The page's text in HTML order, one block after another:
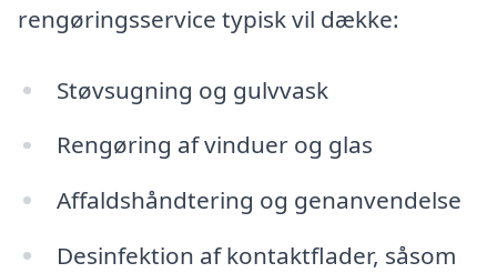
rengøringsservice typisk vil dække:
Støvsugning og gulvvask
Rengøring af vinduer og glas
Affaldshåndtering og genanvendelse
Desinfektion af kontaktflader, såsom